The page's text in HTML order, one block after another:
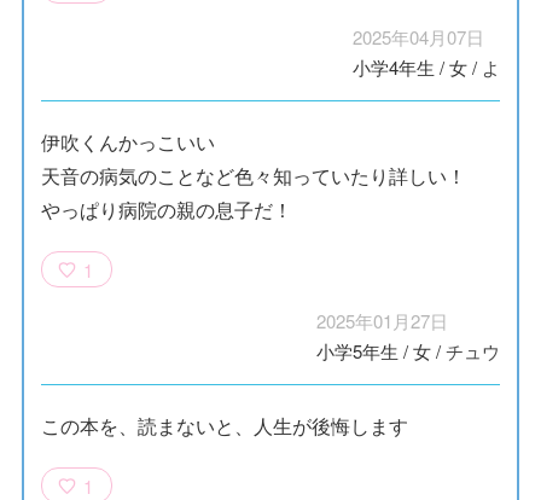
2025年04月07日
小学4年生 /女/ よ
伊吹くんかっこいい
天音の病気のことなど色々知っていたり詳しい！
やっぱり病院の親の息子だ！
1
2025年01月27日
小学5年生 /女/チュウ
この本を、読まないと、人生が後悔します
1